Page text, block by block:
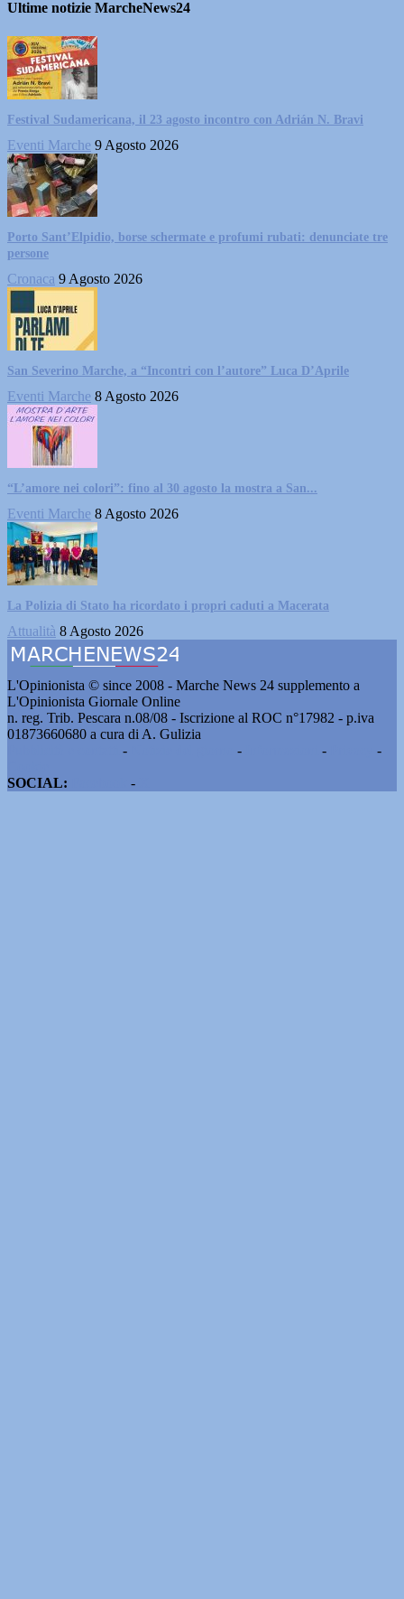
Ultime notizie MarcheNews24
Festival Sudamericana, il 23 agosto incontro con Adrián N. Bravi
Eventi Marche 9 Agosto 2026
Porto Sant’Elpidio, borse schermate e profumi rubati: denunciate tre
persone
Cronaca 9 Agosto 2026
San Severino Marche, a “Incontri con l’autore” Luca D’Aprile
Eventi Marche 8 Agosto 2026
“L’amore nei colori”: fino al 30 agosto la mostra a San...
Eventi Marche 8 Agosto 2026
La Polizia di Stato ha ricordato i propri caduti a Macerata
Attualità 8 Agosto 2026
L'Opinionista © since 2008 - Marche News 24 supplemento a
L'Opinionista Giornale Online
n. reg. Trib. Pescara n.08/08 - Iscrizione al ROC n°17982 - p.iva
01873660680 a cura di A. Gulizia
- - -
-
SOCIAL:
-